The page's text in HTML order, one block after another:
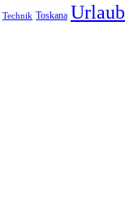
Technik Toskana Urlaub